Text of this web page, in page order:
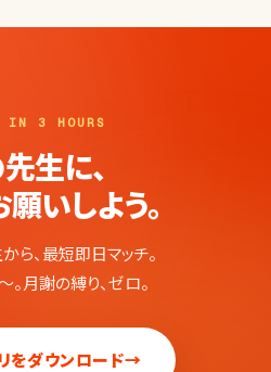
IN 3 HOURS
生に、
いしよう。
ら、最短即日マッチ。
月謝の縛り、ゼロ。
をダウンロード→